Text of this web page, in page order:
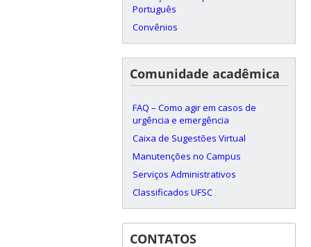
Português
Convênios
Comunidade acadêmica
FAQ – Como agir em casos de
urgência e emergência
Caixa de Sugestões Virtual
Manutenções no Campus
Serviços Administrativos
Classificados UFSC
CONTATOS